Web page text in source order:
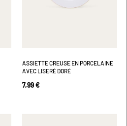
ASSIETTE CREUSE EN PORCELAINE
AVEC LISERÉ DORÉ
7,99 €